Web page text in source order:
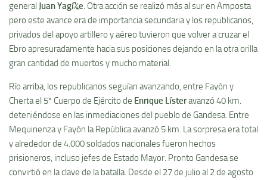
general Juan Yagí¼e. Otra acción se realizó más al sur en Amposta
pero este avance era de importancia secundaria y los republicanos,
privados del apoyo artillero y aéreo tuvieron que volver a cruzar el
Ebro apresuradamente hacia sus posiciones dejando en la otra orilla
gran cantidad de muertos y mucho material.
Rí­o arriba, los republicanos seguí­an avanzando, entre Fayón y
Cherta el 5º Cuerpo de Ejército de Enrique Lí­steravanzó 40 km.
deteniéndose en las inmediaciones del pueblo de Gandesa. Entre
Mequinenza y Fayón la República avanzó 5 km. La sorpresa era total
y alrededor de 4.000 soldados nacionales fueron hechos
prisioneros, incluso jefes de Estado Mayor. Pronto Gandesa se
convirtió en la clave de la batalla. Desde el 27 de julio al 2 de agosto